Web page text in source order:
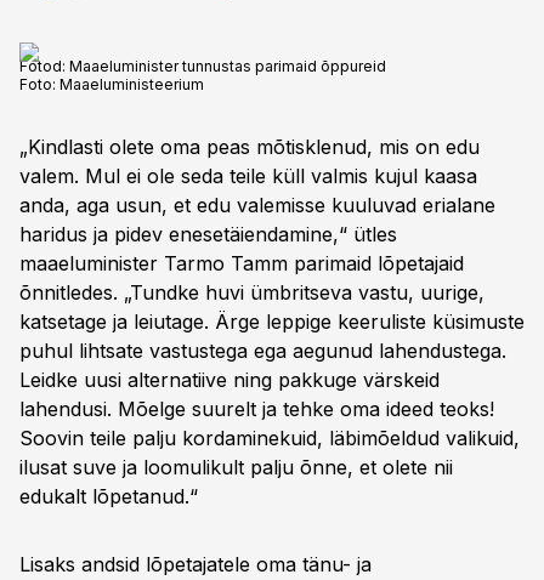
Fotod: Maaeluminister tunnustas parimaid õppureid
Foto: Maaeluministeerium
„Kindlasti olete oma peas mõtisklenud, mis on edu
valem. Mul ei ole seda teile küll valmis kujul kaasa
anda, aga usun, et edu valemisse kuuluvad erialane
haridus ja pidev enesetäiendamine,“ ütles
maaeluminister Tarmo Tamm parimaid lõpetajaid
õnnitledes. „Tundke huvi ümbritseva vastu, uurige,
katsetage ja leiutage. Ärge leppige keeruliste küsimuste
puhul lihtsate vastustega ega aegunud lahendustega.
Leidke uusi alternatiive ning pakkuge värskeid
lahendusi. Mõelge suurelt ja tehke oma ideed teoks!
Soovin teile palju kordaminekuid, läbimõeldud valikuid,
ilusat suve ja loomulikult palju õnne, et olete nii
edukalt lõpetanud.“
Lisaks andsid lõpetajatele oma tänu- ja